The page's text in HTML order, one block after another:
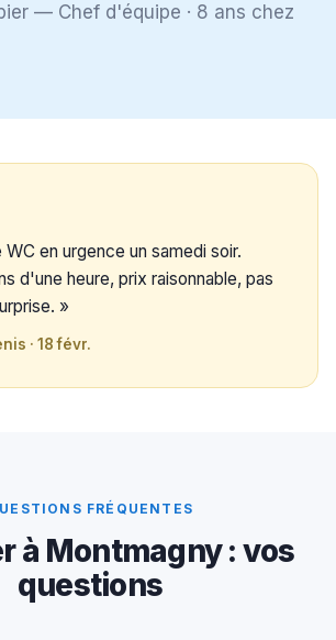
— Chef d'équipe · 8 ans chez
en urgence un samedi soir.
d'une heure, prix raisonnable, pas
»
· 18 févr.
FRÉQUENTES
à Montmagny : vos
questions